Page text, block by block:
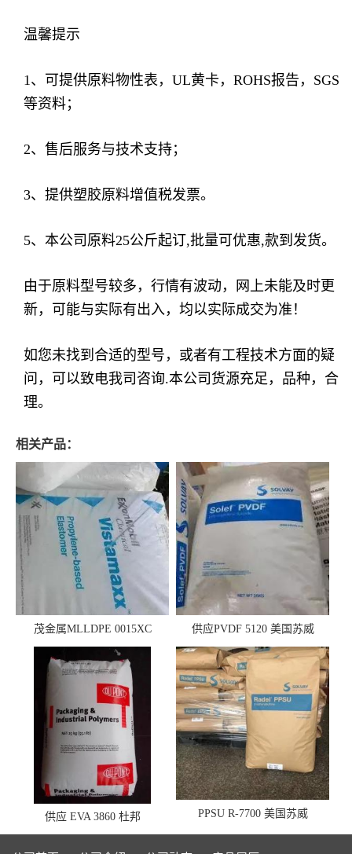
温馨提示
1、可提供原料物性表，UL黄卡，ROHS报告，SGS
等资料；
2、售后服务与技术支持；
3、提供塑胶原料增值税发票。
5、本公司原料25公斤起订,批量可优惠,款到发货。
由于原料型号较多，行情有波动，网上未能及时更
新，可能与实际有出入，均以实际成交为准！
如您未找到合适的型号，或者有工程技术方面的疑
问，可以致电我司咨询.本公司货源充足，品种，合
理。
相关产品：
茂金属MLLDPE 0015XC
0019XC 现货
供应PVDF 5120 美国苏威
供应 EVA 3860 杜邦 PPSU R-7700 美国苏威